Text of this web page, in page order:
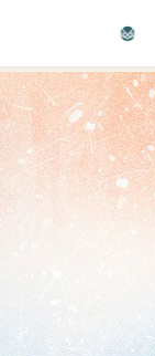
Skip
navigation